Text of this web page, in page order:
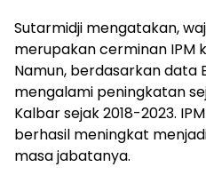
Sutarmidji mengatakan,
merupakan cerminan IPM
Namun, berdasarkan data
mengalami peningkatan
Kalbar sejak 2018-2023.
berhasil meningkat
masa jabatanya.